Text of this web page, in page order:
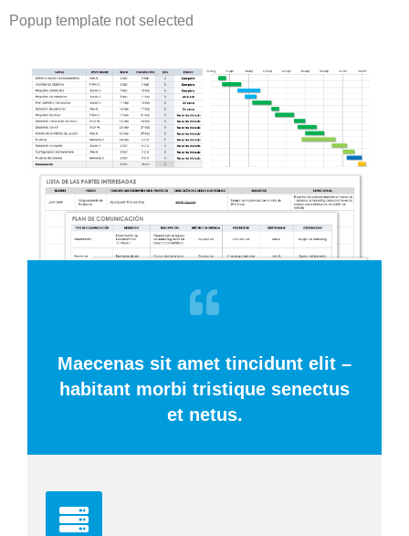
Popup template not selected
Maecenas sit amet tincidunt elit –
habitant morbi tristique senectus
et netus.